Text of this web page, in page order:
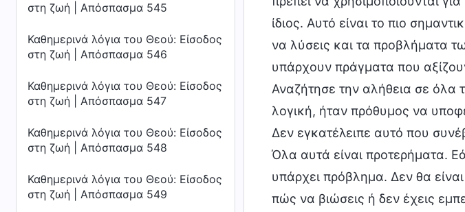
στη ζωή | Απόσπασμα 545
Καθημερινά λόγια του Θεού: Είσοδος
στη ζωή | Απόσπασμα 546
Καθημερινά λόγια του Θεού: Είσοδος
στη ζωή | Απόσπασμα 547
Καθημερινά λόγια του Θεού: Είσοδος
στη ζωή | Απόσπασμα 548
Καθημερινά λόγια του Θεού: Είσοδος
στη ζωή | Απόσπασμα 549